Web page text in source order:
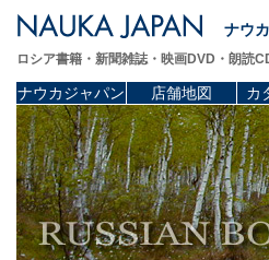
ナウ
ロシア書籍・新聞雑誌・映画DVD・朗
ナウカジャパン 店舗地図 カ